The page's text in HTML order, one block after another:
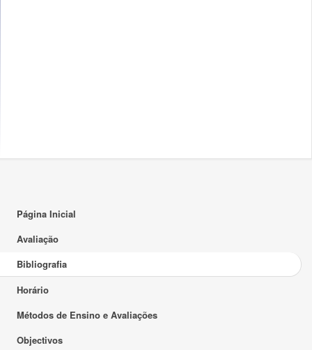
Página Inicial
Avaliação
Bibliografia
Horário
Métodos de Ensino e Avaliações
Objectivos